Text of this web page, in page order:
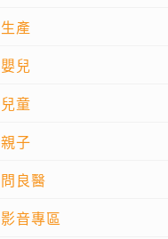
生產
嬰兒
兒童
親子
問良醫
影音專區